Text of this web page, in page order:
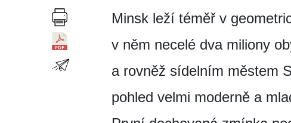
Minsk leží téměř v
v něm necelé dva miliony
a rovněž sídelním městem
pohled velmi moderně a